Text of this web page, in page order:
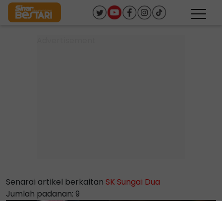
Senarai artikel berkaitan SK Sungai Dua
Jumlah padanan: 9